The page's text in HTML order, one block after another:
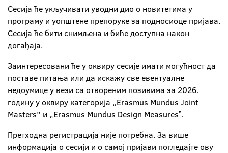
Сесија ће укључивати уводни дио о новитетима у
програму и уопштене препоруке за подносиоце пријава.
Сесија ће бити снимљена и биће доступна након
догађаја.
Заинтересовани ће у оквиру сесије имати могућност да
поставе питања или да искажу све евентуалне
недоумице у вези са отвореним позивима за 2026.
годину у оквиру категорија „Erasmus Mundus Joint
Masters” и „Erasmus Mundus Design Measuresˮ.
Претходна регистрација није потребна. За више
информација о сесији и о самој пријави погледајте ову